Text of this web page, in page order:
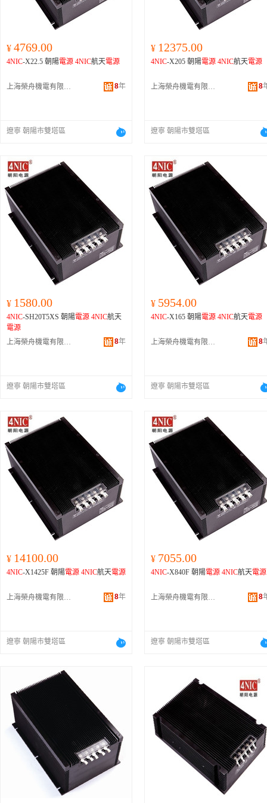
¥ 4769.00
4NIC-X22.5 朝陽電源 4NIC航天電源
上海榮舟機電有限公司 8年
遼寧 朝陽市雙塔區
¥ 12375.00
4NIC-X205 朝陽電源 4NIC航天電源
上海榮舟機電有限公司 8
遼寧 朝陽市雙塔區
¥ 1580.00
4NIC-SH20T5XS 朝陽電源 4NIC航天
電源
上海榮舟機電有限公司
8年
遼寧 朝陽市雙塔區
¥ 5954.00
4NIC-X165 朝陽電源 4NIC航天電源
上海榮舟機電有限公司 8
遼寧 朝陽市雙塔區
¥ 14100.00
4NIC-X1425F 朝陽電源 4NIC航天電源
上海榮舟機電有限公司 8年
遼寧 朝陽市雙塔區
¥ 7055.00
4NIC-X840F 朝陽電源 4NIC航天電源
上海榮舟機電有限公司 8
遼寧 朝陽市雙塔區